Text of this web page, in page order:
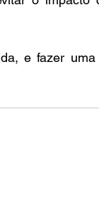
e fazer